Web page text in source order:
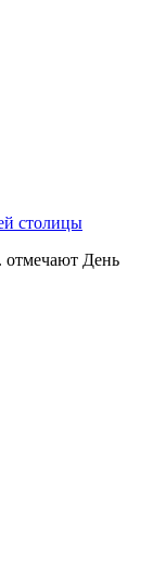
столицы
День